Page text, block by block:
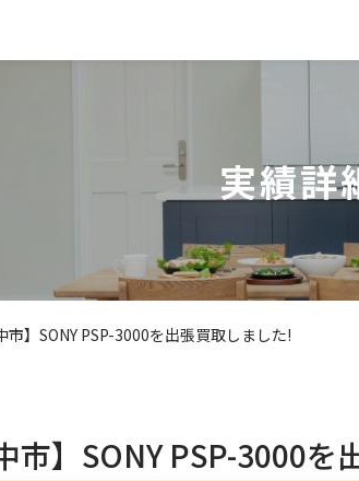
実績詳
市】SONY PSP-3000を出張買取しました!
市】SONY PSP-3000